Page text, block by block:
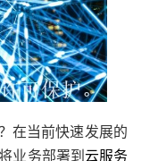
在当前快速发展的
业务部署到 云服务